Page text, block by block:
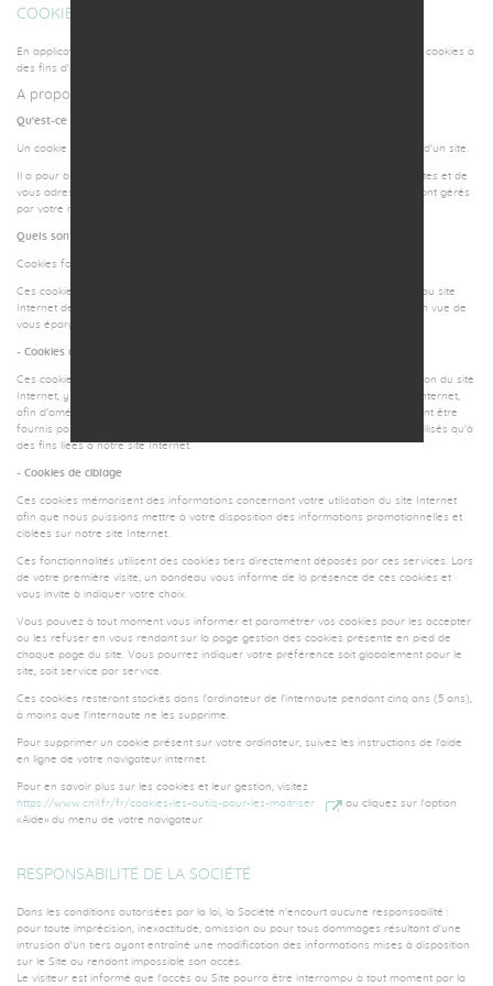
COOKIES
En application des dispositions de la directive 2002/58/CE, la société utilise des cookies à
des fins d'identifications personnelles.
A propos des cookies
Qu'est-ce qu'un cookie ?
Un cookie est un petit fichier texte déposé sur votre ordinateur lors de la visite d'un site.
Il a pour but de collecter des informations relatives à votre navigation sur les sites et de
vous adresser des services personnalisés. Dans votre ordinateur les cookies sont gérés
par votre navigateur internet.
Quels sont les différents types de cookies ?
Cookies fonctionnels (non soumis au consentement)
Ces cookies sont indispensables au bon fonctionnement du site et permettent au site
Internet de se souvenir des choix que vous pourriez faire lors de votre visite, en vue de
vous épargner d'avoir à les réitérer lors de vos prochaines visites.
- Cookies analytiques
Ces cookies nous permettent de recueillir des données relatives à votre utilisation du site
Internet, y compris le contenu sur lequel vous cliquez en naviguant sur le site Internet,
afin d'améliorer la performance et la conception de celui-ci. Ces cookies peuvent être
fournis par notre fournisseur d'outil analytique de tierce partie, mais ne sont utilisés qu'à
des fins liées à notre site Internet.
- Cookies de ciblage
Ces cookies mémorisent des informations concernant votre utilisation du site Internet
afin que nous puissions mettre à votre disposition des informations promotionnelles et
ciblées sur notre site Internet.
Ces fonctionnalités utilisent des cookies tiers directement déposés par ces services. Lors
de votre première visite, un bandeau vous informe de la présence de ces cookies et
vous invite à indiquer votre choix.
Vous pouvez à tout moment vous informer et paramétrer vos cookies pour les accepter
ou les refuser en vous rendant sur la page gestion des cookies présente en pied de
chaque page du site. Vous pourrez indiquer votre préférence soit globalement pour le
site, soit service par service.
Ces cookies resteront stockés dans l'ordinateur de l'internaute pendant cinq ans (5 ans),
à moins que l'internaute ne les supprime.
Pour supprimer un cookie présent sur votre ordinateur, suivez les instructions de l'aide
en ligne de votre navigateur internet.
Pour en savoir plus sur les cookies et leur gestion, visitez
https://www.cnil.fr/fr/cookies-les-outils-pour-les-maitriser
ou cliquez sur l'option
«Aide» du menu de votre navigateur.
RESPONSABILITÉ DE LA SOCIÉTÉ
Dans les conditions autorisées par la loi, la Société n'encourt aucune responsabilité :
pour toute imprécision, inexactitude, omission ou pour tous dommages résultant d'une
intrusion d'un tiers ayant entraîné une modification des informations mises à disposition
sur le Site ou rendant impossible son accès.
Le visiteur est informé que l'accès au Site pourra être interrompu à tout moment par la